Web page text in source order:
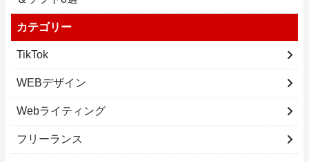
カテゴリー
TikTok
WEBデザイン
Webライティング
フリーランス